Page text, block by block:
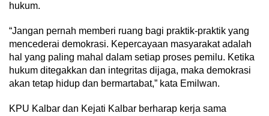
hukum.
“Jangan pernah memberi ruang bagi praktik-praktik yang
mencederai demokrasi. Kepercayaan masyarakat adalah
hal yang paling mahal dalam setiap proses pemilu. Ketika
hukum ditegakkan dan integritas dijaga, maka demokrasi
akan tetap hidup dan bermartabat,” kata Emilwan.
KPU Kalbar dan Kejati Kalbar berharap kerja sama